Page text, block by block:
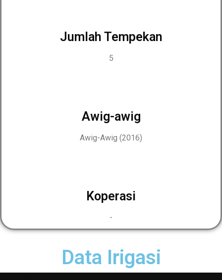
Jumlah Tempekan
5
Awig-awig
Awig-Awig (2016)
Koperasi
-
Data Irigasi